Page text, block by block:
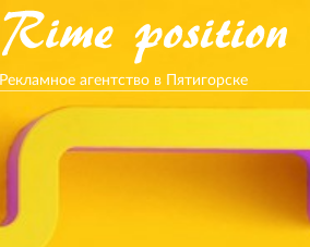
Рекламное агентство в Пятигорске